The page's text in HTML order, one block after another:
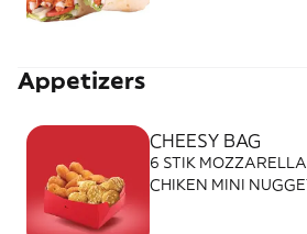
Appetizers
CHEESY BAG
6 STIK
CHIKEN MINI